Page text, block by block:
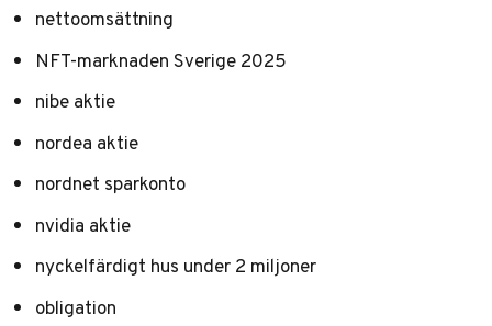
nettoomsättning
NFT-marknaden Sverige 2025
nibe aktie
nordea aktie
nordnet sparkonto
nvidia aktie
nyckelfärdigt hus under 2 miljoner
obligation